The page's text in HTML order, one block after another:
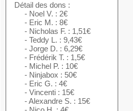
Détail des dons :
- Noel V. : 2€
- Eric M. : 8€
- Nicholas F. : 1,51€
- Teddy L. : 9,43€
- Jorge D. : 6,29€
- Frédérik T. : 1,5€
- Michel P. : 10€
- Ninjabox : 50€
- Eric G. : 4€
- Vincenti : 15€
- Alexandre S. : 15€